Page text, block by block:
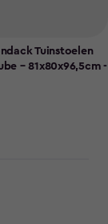
Tuinstoelen
– 81x80x96,5cm -